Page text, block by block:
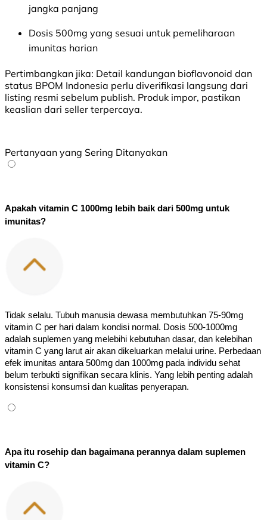
jangka panjang
Dosis 500mg yang sesuai untuk pemeliharaan
imunitas harian
Pertimbangkan jika: Detail kandungan bioflavonoid dan
status BPOM Indonesia perlu diverifikasi langsung dari
listing resmi sebelum publish. Produk impor, pastikan
keaslian dari seller terpercaya.
Pertanyaan yang Sering Ditanyakan
Apakah vitamin C 1000mg lebih baik dari 500mg untuk
imunitas?
Tidak selalu. Tubuh manusia dewasa membutuhkan 75-90mg
vitamin C per hari dalam kondisi normal. Dosis 500-1000mg
adalah suplemen yang melebihi kebutuhan dasar, dan kelebihan
vitamin C yang larut air akan dikeluarkan melalui urine. Perbedaan
efek imunitas antara 500mg dan 1000mg pada individu sehat
belum terbukti signifikan secara klinis. Yang lebih penting adalah
konsistensi konsumsi dan kualitas penyerapan.
Apa itu rosehip dan bagaimana perannya dalam suplemen
vitamin C?